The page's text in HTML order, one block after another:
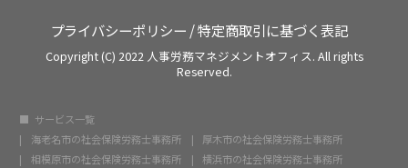
プライバシーポリシー /特定商取引に基づく表記
Copyright (C) 2022 人事労務マネジメントオフィス. All rights
Reserved.
サービス一覧
海老名市の社会保険労務士事務所
厚木市の社会保険労務士事務所
相模原市の社会保険労務士事務所
横浜市の社会保険労務士事務所